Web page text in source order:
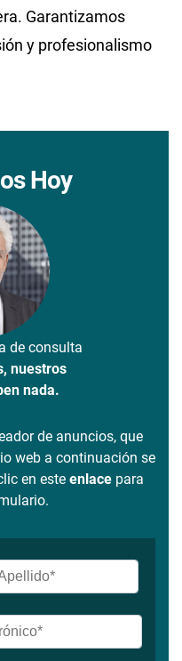
Garantizamos
y profesionalismo
Hoy
de consulta
nuestros
nada.
de anuncios, que
web a continuación se
en este enlacepara